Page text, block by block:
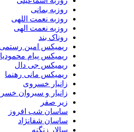
روزبه بمانی
روزبه نعمت اللهی
روزبه نعمت الهی
روناک بند
ریمیکس امین رستمی
ریمیکس پیام محمودیان
ریمیکس جی دال
ریمیکس مانی رهنما
زانیار خسروی
زانیار و سیروان خسروی
زیر صفر
ساسان شب افروز
ساسان شفانژاد
سالار زنگنه